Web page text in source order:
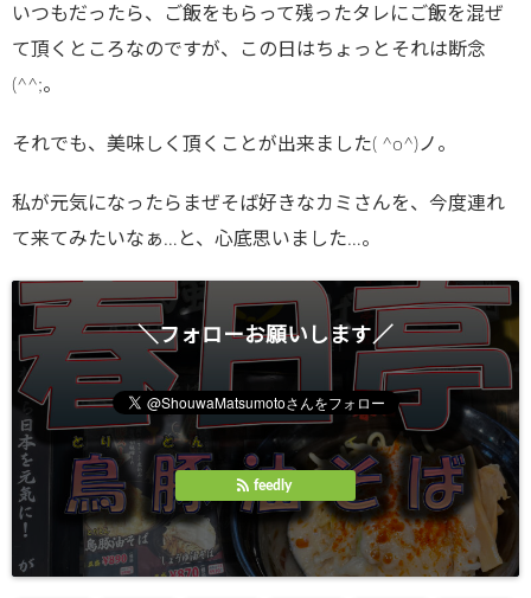
いつもだったら、ご飯をもらって残ったタレにご飯を混ぜ
て頂くところなのですが、この日はちょっとそれは断念
(^^;。
それでも、美味しく頂くことが出来ました( ^o^)ノ。
私が元気になったらまぜそば好きなカミさんを、今度連れ
て来てみたいなぁ…と、心底思いました…。
＼フォローお願いします／
feedly